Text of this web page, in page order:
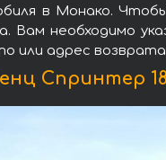
в Монако.
Вам необходимо
или адрес
Спринтер